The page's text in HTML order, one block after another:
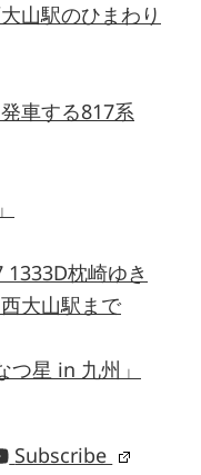
山駅のひまわり
車する817系
枕崎ゆき
大山駅まで
星 in 九州」
Subscribe